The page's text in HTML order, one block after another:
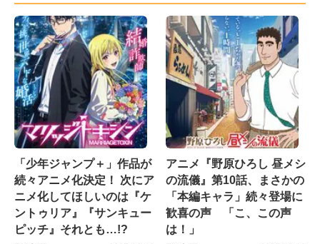
「少年ジャンプ＋」作品が
続々アニメ化決定！ 次にア
ニメ化してほしいのは『ケ
ントゥリア』『サンキュー
ピッチ』それとも…!?
アニメ『野原ひろし 昼メシ
の流儀』第10話、まさかの
「本編キャラ」続々登場に
歓喜の声 「こ、この声
は！」